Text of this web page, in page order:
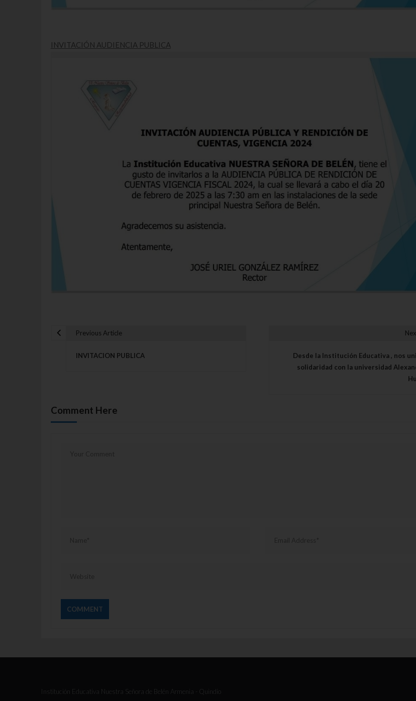
INVITACIÓN AUDIENCIA PUBLICA
Previous Article
INVITACION PUBLICA
Desde la Institución Educativa , nos
solidaridad con la universidad
Comment Here
Institución Educativa Nuestra Señora de Belén Armenia - Quindío